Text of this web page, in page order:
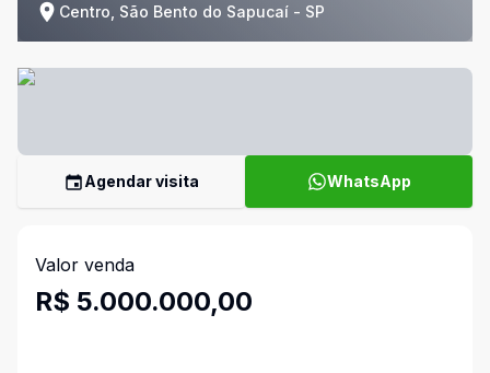
Centro, São Bento do Sapucaí - SP
Agendar visita WhatsApp
Valor venda
R$ 5.000.000,00